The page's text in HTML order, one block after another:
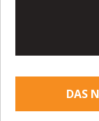
DAS